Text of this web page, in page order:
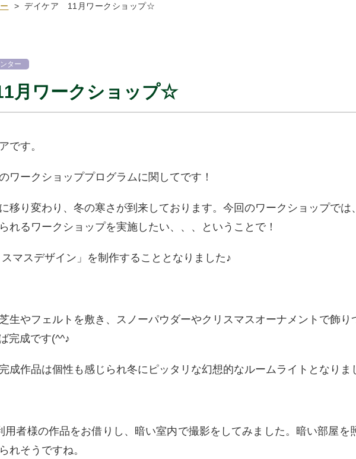
> デイケア 11月ワークショップ☆
ター
月ワークショップ☆
です。
ワークショッププログラムに関してです！
移り変わり、冬の寒さが到来しております。今回のワークショップで
れるワークショップを実施したい、、、ということで！
スマスデザイン」を制作することとなりました♪
生やフェルトを敷き、スノーパウダーやクリスマスオーナメントで飾
完成です(^^♪
成作品は個性も感じられ冬にピッタリな幻想的なルームライトとなりま
用者様の作品をお借りし、暗い室内で撮影をしてみました。暗い部屋
れそうですね。